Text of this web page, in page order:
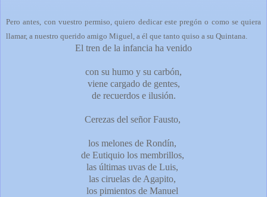
Pero antes, con vuestro permiso, quiero dedicar este pregón o como se quiera
llamar, a nuestro querido amigo Miguel, a él que tanto quiso a su Quintana.
El tren de la infancia ha venido
con su humo y su carbón,
viene cargado de gentes,
de recuerdos e ilusión.
Cerezas del señor Fausto,
los melones de Rondín,
de Eutiquio los membrillos,
las últimas uvas de Luis,
las ciruelas de Agapito,
los pimientos de Manuel